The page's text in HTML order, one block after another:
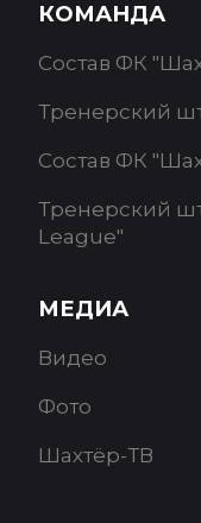
КОМАНДА
Состав ФК
Тренерский
Состав ФК
Тренерский
League"
МЕДИА
Видео
Фото
Шахтёр-ТВ